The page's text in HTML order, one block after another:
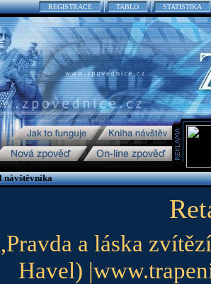
REGISTRACE TABLO STATISTIKA
návštěvníka
a láska
Havel)